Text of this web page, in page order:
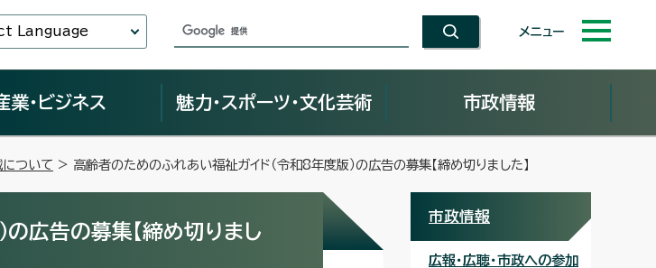
Language メニュー
業・ビジネス 魅力・スポーツ・文化芸術 市政情報
ついて > 高齢者のためのふれあい福祉ガイド（令和8年度版）の広告の募集【締め切りました】
広告の募集【締め切りまし
市政情報
広報・広聴・市政への参加